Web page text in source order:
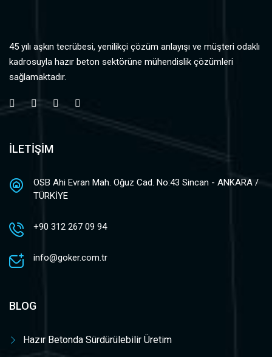
45 yılı aşkın tecrübesi, yenilikçi çözüm anlayışı ve müşteri odaklı
kadrosuyla hazır beton sektörüne mühendislik çözümleri
sağlamaktadır.
İLETİŞİM
OSB Ahi Evran Mah. Oğuz Cad. No:43 Sincan - ANKARA /
TÜRKİYE
+90 312 267 09 94
info@goker.com.tr
BLOG
Hazır Betonda Sürdürülebilir Üretim